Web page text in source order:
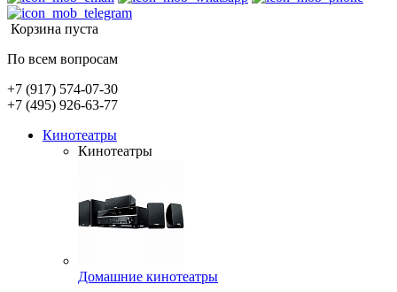
Корзина пуста
По всем вопросам
+7 (917) 574-07-30
+7 (495) 926-63-77
Кинотеатры
Кинотеатры
Домашние кинотеатры